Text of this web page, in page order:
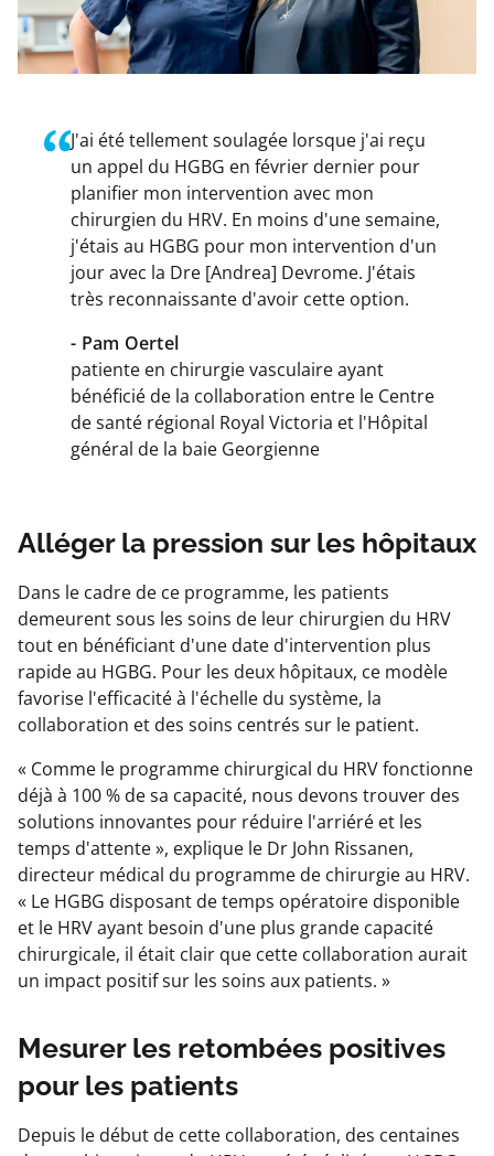
J'ai été tellement soulagée lorsque j'ai reçu
un appel du HGBG en février dernier pour
planifier mon intervention avec mon
chirurgien du HRV. En moins d'une semaine,
j'étais au HGBG pour mon intervention d'un
jour avec la Dre [Andrea] Devrome. J'étais
très reconnaissante d'avoir cette option.
- Pam Oertel
patiente en chirurgie vasculaire ayant
bénéficié de la collaboration entre le Centre
de santé régional Royal Victoria et l'Hôpital
général de la baie Georgienne
Alléger la pression sur les hôpitaux
Dans le cadre de ce programme, les patients
demeurent sous les soins de leur chirurgien du HRV
tout en bénéficiant d'une date d'intervention plus
rapide au HGBG. Pour les deux hôpitaux, ce modèle
favorise l'efficacité à l'échelle du système, la
collaboration et des soins centrés sur le patient.
« Comme le programme chirurgical du HRV fonctionne
déjà à 100 % de sa capacité, nous devons trouver des
solutions innovantes pour réduire l'arriéré et les
temps d'attente », explique le Dr John Rissanen,
directeur médical du programme de chirurgie au HRV.
« Le HGBG disposant de temps opératoire disponible
et le HRV ayant besoin d'une plus grande capacité
chirurgicale, il était clair que cette collaboration aurait
un impact positif sur les soins aux patients. »
Mesurer les retombées positives
pour les patients
Depuis le début de cette collaboration, des centaines